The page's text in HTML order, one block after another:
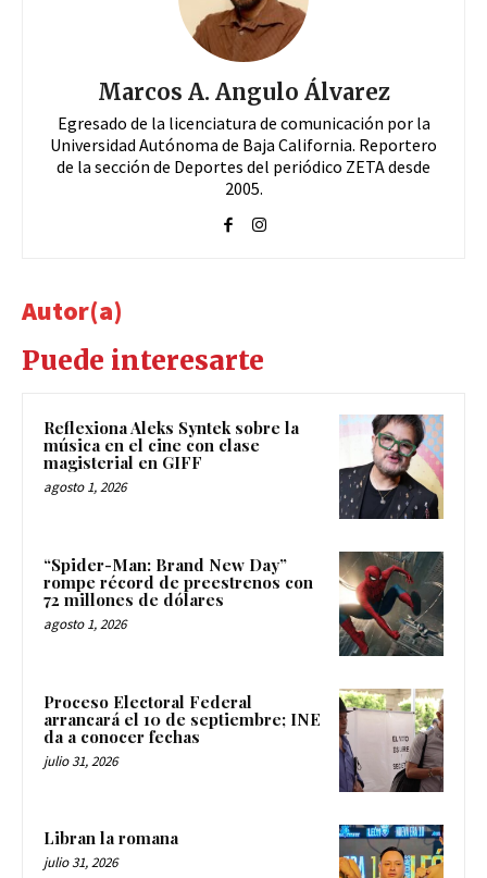
Marcos A. Angulo Álvarez
Egresado de la licenciatura de comunicación por la
Universidad Autónoma de Baja California. Reportero
de la sección de Deportes del periódico ZETA desde
2005.
Autor(a)
Puede interesarte
Reflexiona Aleks Syntek sobre la
música en el cine con clase
magisterial en GIFF
agosto 1, 2026
“Spider-Man: Brand New Day”
rompe récord de preestrenos con
72 millones de dólares
agosto 1, 2026
Proceso Electoral Federal
arrancará el 10 de septiembre; INE
da a conocer fechas
julio 31, 2026
Libran la romana
julio 31, 2026